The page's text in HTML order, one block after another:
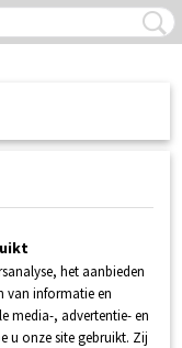
het aanbieden
van informatie en
media-, advertentie- en
u onze site gebruikt. Zij